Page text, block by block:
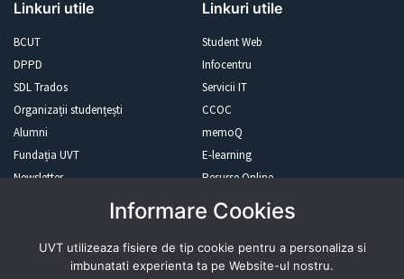
Linkuri utile
BCUT
DPPD
SDL Trados
Organizații studențești
Alumni
Fundația UVT
Newsletter
Linkuri utile
Student Web
Infocentru
Servicii IT
CCOC
memoQ
E-learning
Resurse Online
Revista presei
Informare Cookies
UVT utilizeaza fisiere de tip cookie pentru a personaliza si
imbunatati experienta ta pe Website-ul nostru.